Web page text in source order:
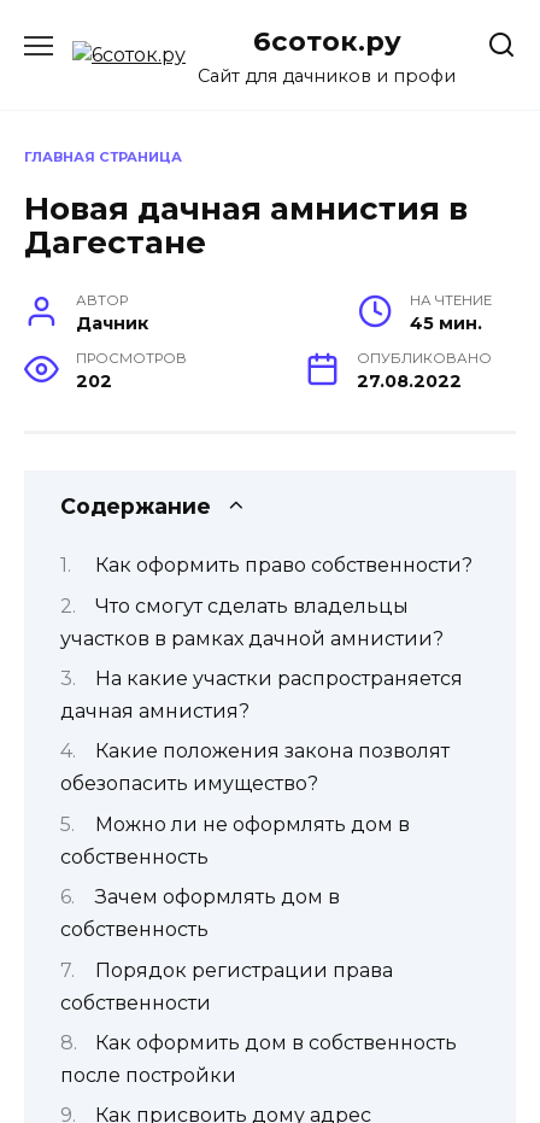
содержанию
6соток.ру
Сайт для дачников и профи
ГЛАВНАЯ СТРАНИЦА
Новая дачная амнистия в
Дагестане
АВТОР
Дачник
НА ЧТЕНИЕ
45 мин.
ПРОСМОТРОВ
202
ОПУБЛИКОВАНО
27.08.2022
Содержание
Как оформить право собственности?
Что смогут сделать владельцы
участков в рамках дачной амнистии?
На какие участки распространяется
дачная амнистия?
Какие положения закона позволят
обезопасить имущество?
Можно ли не оформлять дом в
собственность
Зачем оформлять дом в
собственность
Порядок регистрации права
собственности
Как оформить дом в собственность
после постройки
Как присвоить дому адрес